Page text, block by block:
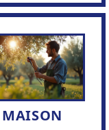
MAISON